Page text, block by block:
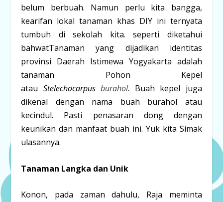
belum berbuah. Namun perlu kita bangga,
kearifan lokal tanaman khas DIY ini ternyata
tumbuh di sekolah kita. seperti diketahui
bahwatTanaman yang dijadikan identitas
provinsi Daerah Istimewa Yogyakarta adalah
tanaman Pohon Kepel
atau Stelechocarpusburahol. Buah kepel juga
dikenal dengan nama buah burahol atau
kecindul. Pasti penasaran dong dengan
keunikan dan manfaat buah ini. Yuk kita Simak
ulasannya.
Tanaman Langka dan Unik
Konon, pada zaman dahulu, Raja meminta